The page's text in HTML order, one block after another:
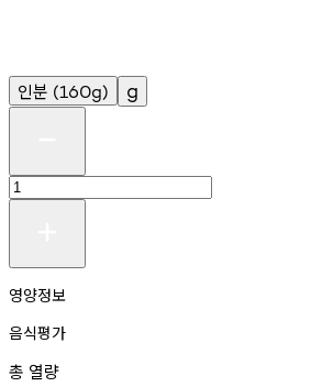
인분 (160g) g
영양정보
음식평가
총 열량